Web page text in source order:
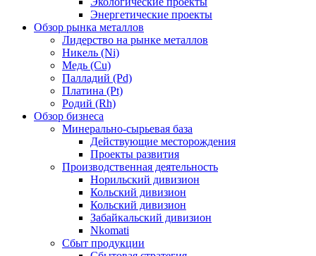
Энергетические проекты
Обзор рынка металлов
Лидерство на рынке металлов
Никель (Ni)
Медь (Cu)
Палладий (Pd)
Платина (Pt)
Родий (Rh)
Обзор бизнеса
Минерально-сырьевая база
Действующие месторождения
Проекты развития
Производственная деятельность
Норильский дивизион
Кольский дивизион
Кольский дивизион
Забайкальский дивизион
Nkomati
Сбыт продукции